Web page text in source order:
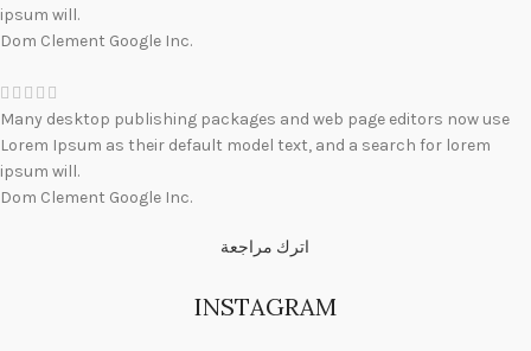
ipsum will.
Dom Clement Google Inc.
Many desktop publishing packages and web page editors now use
Lorem Ipsum as their default model text, and a search for lorem
ipsum will.
Dom Clement Google Inc.
اترك مراجعة
INSTAGRAM